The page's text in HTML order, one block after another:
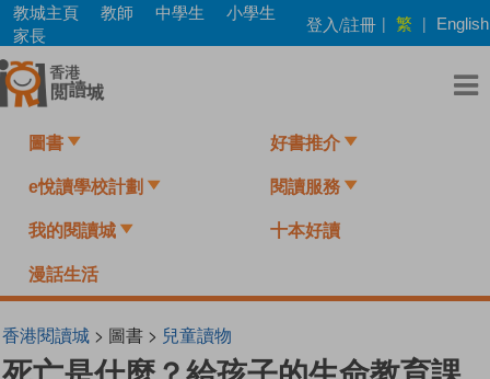
Skip
main
content
教城主頁 教師 中學生
小學生
家長
登入/註冊 | 繁 | English
圖書 好書推介
e悅讀學校計劃 閱讀服務
我的閱讀城 十本好讀
漫話生活
香港閱讀城> 圖書 > 兒童讀物